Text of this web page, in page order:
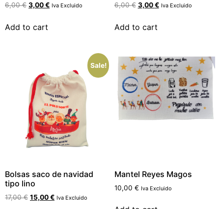
6,00€ 3,00€ Iva Excluido
Add to cart
6,00€ 3,00€ Iva Excluido
Add to cart
Sale!
Bolsas saco de navidad
tipo lino
17,00€ 15,00€ Iva Excluido
Mantel Reyes Magos
10,00 € Iva Excluido